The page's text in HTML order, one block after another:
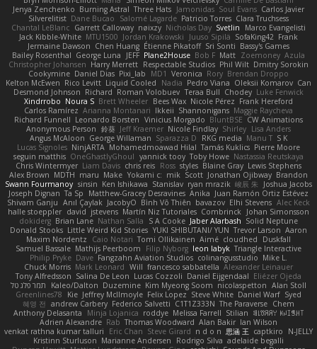
Jenya Zenchenko Burning Astral Three Hats Jamonidas Soul Evans Carlos Javier
Silverelitist Dane Bucao Salomé Lagarde Patricio Torres Clara Truchsess
Chantal LeBlanc Garrett Calloway nøixzy Nicholas Day Svetlin
Marco Evangelisti
Jack Kibble-White MTU1500 Jordan Krakowski Juuso Sipilä SofaKing42 Frank
Jermaine Dawson Chen Huang Étienne Pikatoff Sri Sonti Bassy's Games
Bailey Rosenthal George Luna JEFF Plane2House Bob F Matt Zoemoney Azula
Christopher Johansen Harry Merrett Respectable Studios Phil Wilt Dmitry Sorokin
Cookymine Daniel Dias Pixi_lab MD1 Veronica Rory Brendan Droppo
Kelton McEwen Rico Levitt Liquid Cooled Nadia Pedro Viana Oleksii Komarov Can
Desmond Johnson Richard Roman Volobuev Teraa Bull Chodey Luke Fenwick
Xindrrobo Noura S Brett Wheeler Bees Wax Nicole Pérez Frank Hereford
Carlos Ramírez Arianna Montanari Ikkeii Shannonigans Maggie Raycheva
Richard Funnell Leonardo Borsten Vinicius Morgado BluntBSE CW Animations
Anonymous Person 鈴葵 Jeff Kraemer Nicole Findlay Shirley Lisa Anders
Angus McAloon George Willaman Sparazza D RKG media Manu T S K
Lucas Signoles NinjARTA Mohamedmoawad Hilal Tamás Kuklics Pierre Moore
seguin matthis OneGhastlyGhoul yannick tooy Toby Howe Nastassia Reutskaya
Chris Wintermyer Liam Davis chris reis Ross styles Blaine Gray Lewis Stephens
Alex Brown MDTH maru Make Yokami c: mik Scott Jonathan Ojibway Brandon
Swann Fourmanoy sinsin Ken Ishikawa Stanislav ryan mrazik 峻辰 朱
Joshua Jacobs
Joseph Dignan Ta Sp Matthew-Gracey Desravines Anika Juan Ramón Ortiz Estévez
Shivam Ganju Anıl Çaylak JacobyO Bình Võ Thiên bavazov Elhi Stevens Alec Keck
halle stoeppler david jstevens Martín Niz Tutoriales Combrinck Johan Simonsson
dokiderg Brian Lane Nathan Salla S A Cooke Jaber Alarbash Solid Neptune
Donald Stooks Little Weird Kid Stories YUKI SHIBUTANI/ YUN Trevor Larson Aaron
Maxim Nordentz
Caio Notari Tomi Ollikainen Aimé cloudhed
Duskfall
Samuel Bassale Mathijs Peerboom Filip Nyborg leon labyk Triangle Interactive
Philip Pryke Dave Fangzahn Aviation Studios colinangusstudio Mike L.
Chuck Morris Mark Leonard Will francesco sabbatella Alexander Leinauer
Tony Alfredsson Salina De Leon Lucas Cozzoli Daniel Eijgendaal Eliézer Ojeda
תמר פלג טל
Kaleo/Dalton Duzemine Kim Myeong Soom nicolaspetton Alan Stoll
Greenlines78
Kie Jeffrey McIlmoyle Felix Lopez Steve White Daniel Warf Syed
혜영 전 andrew Carbery Federico Salvetti C1T1Z333N The Paraverse Chem
Anthony Delasanta
Minja Lojanica roddye Melissa Farrell Stilian ꌃ꒒ꀎꋪꋪꌩ ꀘꈤꀤꁅꃅ꓄
Adrien Alexandre Rab Thomas Woodward Alan Bakir Ian Wilson
venkat rathna kumar talluri
Eric Chan Steve Girard n d o n 思涵 王 captkiro
N-JELLY
Kristinn Sturluson Marianne Andersen Rodrigo Silva adelaide begalli